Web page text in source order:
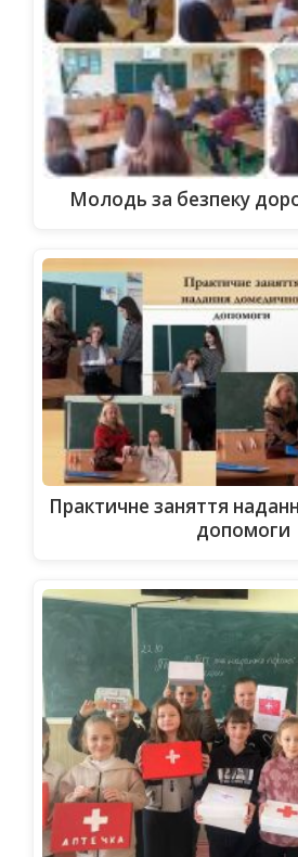
Молодь за безпеку
Практичне заняття
допомоги